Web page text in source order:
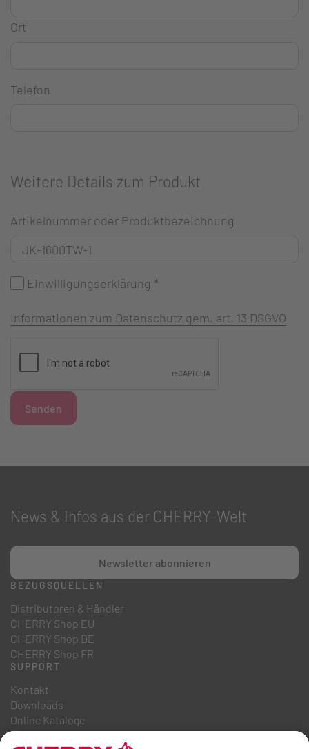
Ort
Telefon
Weitere Details zum Produkt
Artikelnummer oder Produktbezeichnung
Einwilligungserklärung *
Informationen zum Datenschutz gem. art. 13 DSGVO
Senden
News & Infos aus der CHERRY-Welt
Newsletter abonnieren
BEZUGSQUELLEN
Distributoren & Händler
CHERRY Shop EU
CHERRY Shop DE
CHERRY Shop FR
SUPPORT
Kontakt
Downloads
Online Kataloge
FAQ